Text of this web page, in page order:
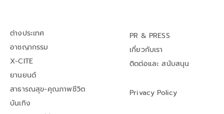
ต่างประเทศ
อาชญากรรม
X-CITE
ยานยนต์
สาธารณสุข-คุณภาพชีวิต
บันเทิง
PR & PRESS
เกี่ยวกับเรา
ติดต่อและ สนับสนุน
Privacy Policy